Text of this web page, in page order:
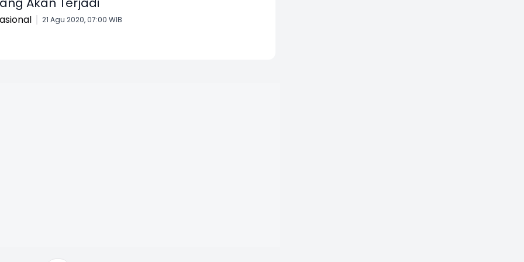
21 Agu 2020, 07:00 WIB